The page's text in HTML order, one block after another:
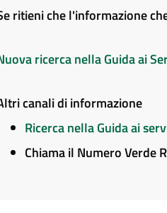
ritieni che l'informazione
ricerca nella Guida ai
canali di informazione
Ricerca nella Guida ai
Chiama il Numero Verde